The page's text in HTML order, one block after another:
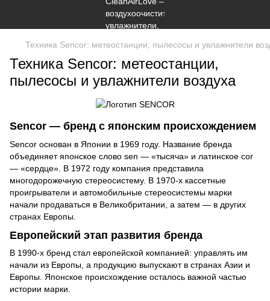
Техника Sencor: метеостанции, пылесосы и увлажнители
Техника Sencor: метеостанции,
пылесосы и увлажнители воздуха
Sencor — бренд с японским происхождением
Sencor основан в Японии в 1969 году. Название бренда
объединяет японское слово sen — «тысяча» и латинское cor
— «сердце». В 1972 году компания представила
многодорожечную стереосистему. В 1970-х кассетные
проигрыватели и автомобильные стереосистемы марки
начали продаваться в Великобритании, а затем — в других
странах Европы.
Европейский этап развития бренда
В 1990-х бренд стал европейской компанией: управлять им
начали из Европы, а продукцию выпускают в странах Азии и
Европы. Японское происхождение осталось важной частью
истории марки.